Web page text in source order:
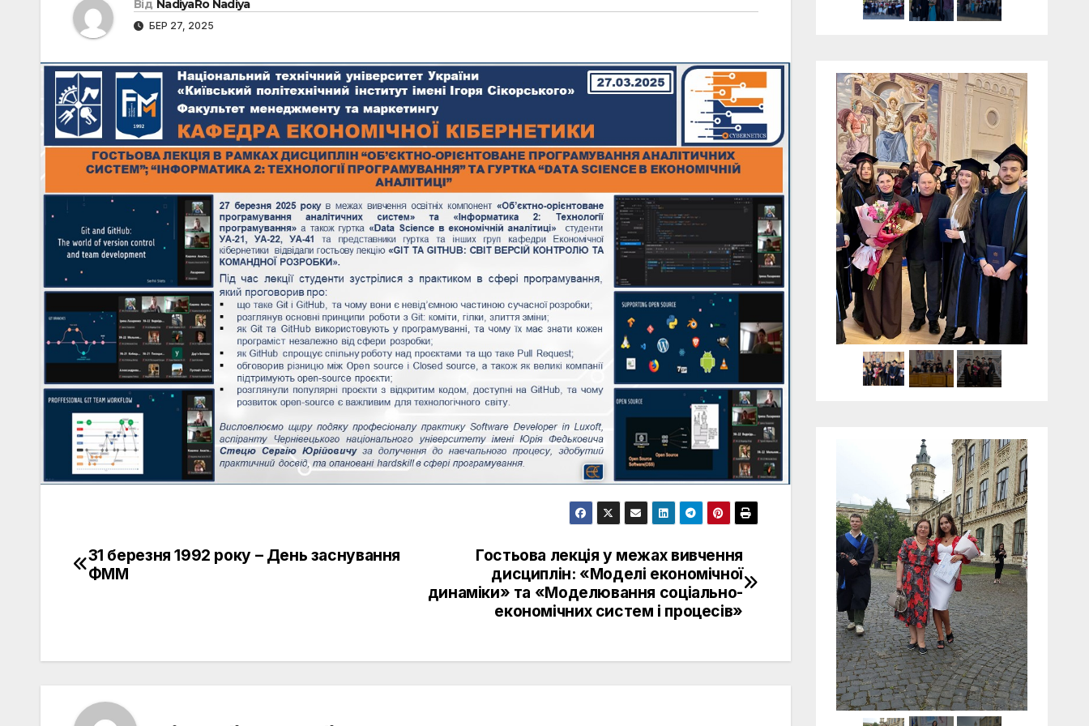
Від NadiyaRo Nadiya
БЕР 27, 2025
Навігація
Гостьова лекція у межах вивчення
дисциплін: «Моделі економічної
динаміки» та «Моделювання соціально-
економічних систем і процесів»
31 березня 1992 року – День заснування
ФММ